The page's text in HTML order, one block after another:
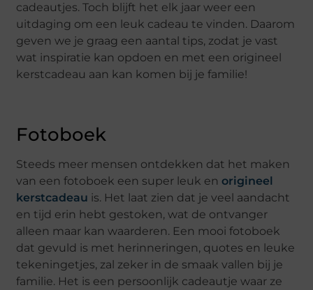
cadeautjes. Toch blijft het elk jaar weer een
uitdaging om een leuk cadeau te vinden. Daarom
geven we je graag een aantal tips, zodat je vast
wat inspiratie kan opdoen en met een origineel
kerstcadeau aan kan komen bij je familie!
Fotoboek
Steeds meer mensen ontdekken dat het maken
van een fotoboek een super leuk enorigineel
kerstcadeau is. Het laat zien dat je veel aandacht
en tijd erin hebt gestoken, wat de ontvanger
alleen maar kan waarderen. Een mooi fotoboek
dat gevuld is met herinneringen, quotes en leuke
tekeningetjes, zal zeker in de smaak vallen bij je
familie. Het is een persoonlijk cadeautje waar ze